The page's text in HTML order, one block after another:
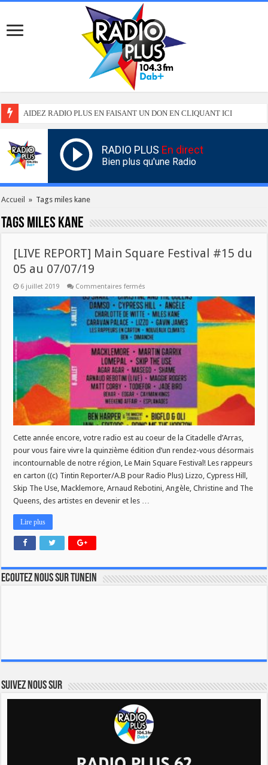
AIDEZ RADIO PLUS EN FAISANT UN DON EN CLIQUANT ICI
RADIO PLUS En direct
Bien plus qu'une Radio
Accueil » Tags miles kane
Tags miles kane
[LIVE REPORT] Main Square Festival #15 du
05 au 07/07/19
6 juillet 2019 Commentaires fermés
REPORT]
Main
Square
Festival
#15
du
05
au
07/07/19
Cette année encore, votre radio est au coeur de la Citadelle d’Arras,
pour vous faire vivre la quinzième édition d’un rendez-vous désormais
incontournable de notre région, Le Main Square Festival! Les rappeurs
en carton ((c) Tintin Reporter/A.B pour Radio Plus) Lizzo, Cypress Hill,
Skip The Use, Macklemore, Arnaud Rebotini, Angèle, Christine and The
Queens, des artistes en devenir et les …
Lire plus
Ecoutez nous sur TuneIn
Suivez nous sur